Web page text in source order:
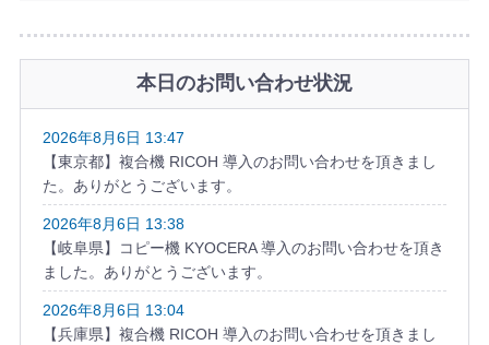
本日のお問い合わせ状況
2026年8月6日 13:47
【東京都】複合機 RICOH 導入のお問い合わせを頂きまし
た。ありがとうございます。
2026年8月6日 13:38
【岐阜県】コピー機 KYOCERA 導入のお問い合わせを頂き
ました。ありがとうございます。
2026年8月6日 13:04
【兵庫県】複合機 RICOH 導入のお問い合わせを頂きまし